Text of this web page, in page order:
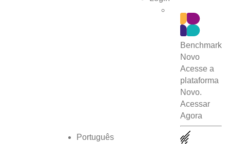
Português
Benchmark
Novo
Acesse a
plataforma
Novo.
Acessar
Agora